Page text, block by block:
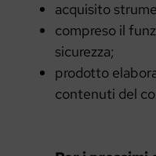
acquisito
compreso il
sicurezza;
prodotto
contenuti del